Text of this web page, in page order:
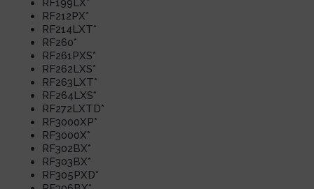
RF212PX*
RF214LXT*
RF260*
RF261PXS*
RF262LXS*
RF263LXT*
RF264LXS*
RF272LXTD*
RF3000XP*
RF3000X*
RF302BX*
RF303BX*
RF305PXD*